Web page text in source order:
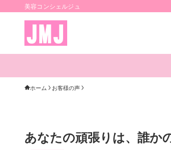
美容コンシェルジュ
ホーム お客様の声
あなたの頑張りは、誰か